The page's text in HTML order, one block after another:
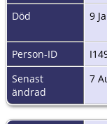
Död
9
Person-ID
Senast
ändrad
7